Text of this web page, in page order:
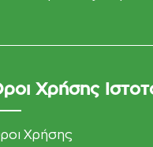
Χρήσης
Χρήσης